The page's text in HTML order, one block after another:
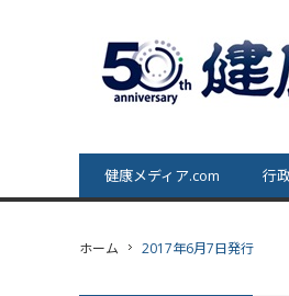
健康メディア.com 行
ホーム 2017年6月7日発行